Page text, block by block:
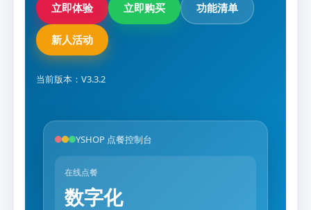
立即体验 立即购买 功能清单
新人活动
当前版本：V3.3.2
YSHOP 点餐控制台
在线点餐
数字化